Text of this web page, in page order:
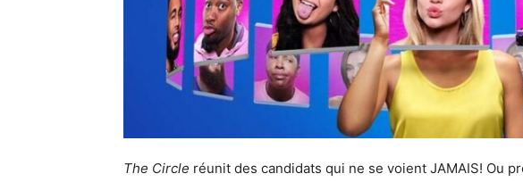
The Circle réunit des candidats qui ne se voient JAMAIS! Ou